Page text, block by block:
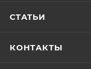
СТАТЬИ
КОНТАКТЫ